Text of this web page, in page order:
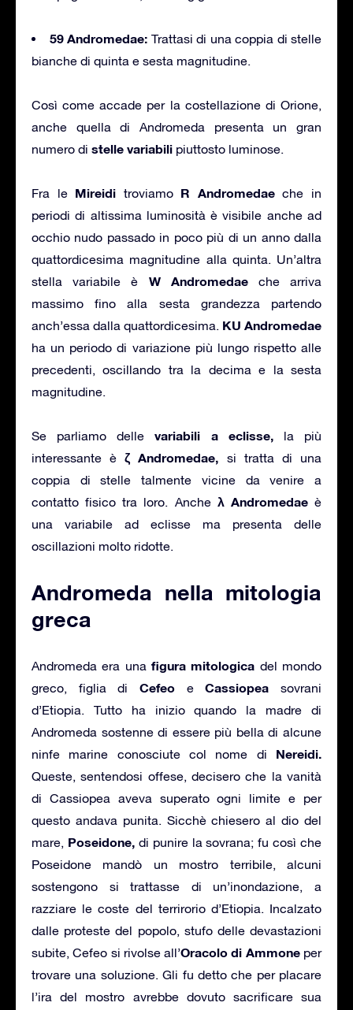
59 Andromedae: Trattasi di una coppia di stelle
bianche di quinta e sesta magnitudine.
Così come accade per la costellazione di Orione,
anche quella di Andromeda presenta un gran
numero di stelle variabili piuttosto luminose.
Fra le Mireidi troviamo R Andromedaeche in
periodi di altissima luminosità è visibile anche ad
occhio nudo passado in poco più di un anno dalla
quattordicesima magnitudine alla quinta. Un’altra
stella variabile è W Andromedaeche arriva
massimo fino alla sesta grandezza partendo
anch’essa dalla quattordicesima. KU Andromedae
ha un periodo di variazione più lungo rispetto alle
precedenti, oscillando tra la decima e la sesta
magnitudine.
Se parliamo dellevariabili a eclisse,la più
interessante èζ Andromedae, si tratta di una
coppia di stelle talmente vicine da venire a
contatto fisico tra loro. Anche λ Andromedaeè
una variabile ad eclisse ma presenta delle
oscillazioni molto ridotte.
Andromeda nella mitologia
greca
Andromeda era una figura mitologica del mondo
greco, figlia di Cefeo eCassiopea sovrani
d’Etiopia. Tutto ha inizio quando la madre di
Andromeda sostenne di essere più bella di alcune
ninfe marine conosciute col nome di Nereidi.
Queste, sentendosi offese, decisero che la vanità
di Cassiopea aveva superato ogni limite e per
questo andava punita. Sicchè chiesero al dio del
mare, Poseidone,di punire la sovrana; fu così che
Poseidone mandò un mostro terribile, alcuni
sostengono si trattasse di un’inondazione, a
razziare le coste del terrirorio d’Etiopia. Incalzato
dalle proteste del popolo, stufo delle devastazioni
subite, Cefeo si rivolse all’Oracolo di Ammoneper
trovare una soluzione. Gli fu detto che per placare
l’ira del mostro avrebbe dovuto sacrificare sua